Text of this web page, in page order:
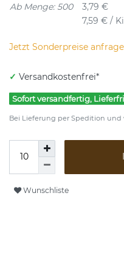
Ab Menge: 500
3,79 €
7,59 € /
Jetzt Sonderpreise
✓ Versandkostenfrei*
Sofort versandfertig,
Bei Lieferung per Spedition und
Wunschliste